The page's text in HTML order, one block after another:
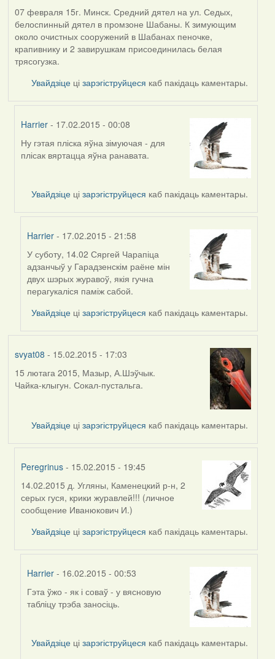
07 февраля 15г. Минск. Средний дятел на ул. Седых,
белоспинный дятел в промзоне Шабаны. К зимующим
около очистных сооружений в Шабанах пеночке,
крапивнику и 2 завирушкам присоединилась белая
трясогузка.
Увайдзіце цізарэгіструйцеся каб пакідаць каментары.
Harrier - 17.02.2015 - 00:08
In
reply
Andrzej
Ну гэтая пліска яўна зімуючая - для
плісак вяртацца яўна ранавата.
Увайдзіце цізарэгіструйцеся каб пакідаць каментары.
Harrier - 17.02.2015 - 21:58
In
reply
to
by
Harrier
У суботу, 14.02 Сяргей Чарапіца
адзанчыў у Гарадзенскім раёне мін
двух шэрых журавоў, якія гучна
перагукаліся паміж сабой.
Увайдзіце цізарэгіструйцеся каб пакідаць каментары.
svyat08 - 15.02.2015 - 17:03
15 лютага 2015, Мазыр, А.Шэўчык.
Чайка-клыгун. Сокал-пустальга.
Увайдзіце цізарэгіструйцеся каб пакідаць каментары.
Peregrinus - 15.02.2015 - 19:45
In
reply
to
svyat08
14.02.2015 д. Угляны, Каменецкий р-н, 2
серых гуся, крики журавлей!!! (личное
сообщение Иванюкович И.)
Увайдзіце цізарэгіструйцеся каб пакідаць каментары.
Harrier - 16.02.2015 - 00:53
In
reply
Peregrinus
Гэта ўжо - як і соваў - у вясновую
табліцу трэба заносіць.
Увайдзіце цізарэгіструйцеся каб пакідаць каментары.